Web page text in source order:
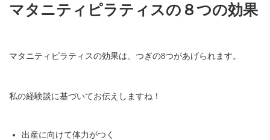
マタニティピラティスの８つの効果
マタニティピラティスの効果は、つぎの8つがあげられます。
私の経験談に基づいてお伝えしますね！
出産に向けて体力がつく